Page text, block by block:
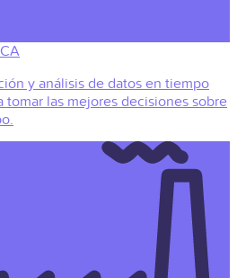
y análisis de datos en tiempo
tomar las mejores decisiones sobre